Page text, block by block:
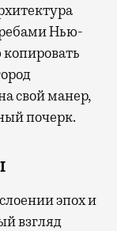
Нью-
свой манер,
почерк.
эпох и
взгляд